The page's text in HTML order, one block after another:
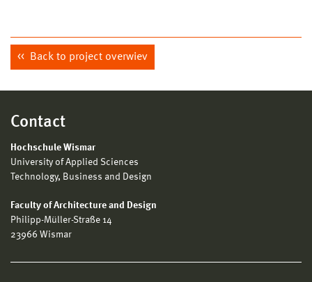
Back to project overwiev
Contact
Hochschule Wismar
University of Applied Sciences
Technology, Business and Design
Faculty of Architecture and Design
Philipp-Müller-Straße 14
23966 Wismar